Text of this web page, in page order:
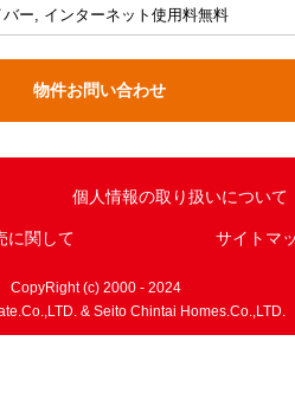
バー, インターネット使用料無料
物件お問い合わせ
個人情報の取り扱いについて
に関して サイトマ
CopyRight (c) 2000 - 2024
& Seito Chintai Homes.Co.,LTD.